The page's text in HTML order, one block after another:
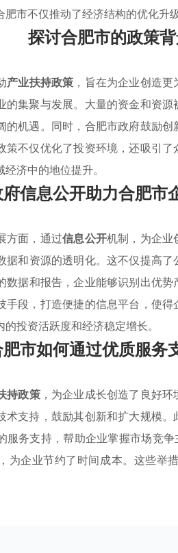
肥市不仅推动了经济结构的优化升
探讨合肥市的政策
产业扶持政策 ，旨在为企业创造
的集聚与发展。大量的资金和资
的机遇。同时，合肥市政府鼓励
策不仅优化了投资环境，还吸引
济中的地位提升。
信息公开助力合肥市
方面，通过信息公开机制，为企业
据和资源的透明化。这不仅提高
数据和报告，企业能够识别出优
手段，打造便捷的信息平台，使
投资活跃度和经济稳定增长。
市如何通过优质服务
持政策，为企业成长创造了良好环
术支持，鼓励其创新和扩大规模
服务支持，帮助企业掌握市场竞
为企业节约了时间成本。这些举